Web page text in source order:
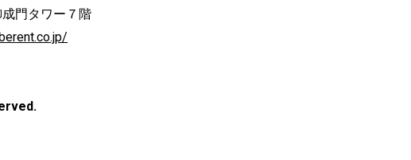
門タワー７階